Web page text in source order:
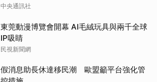
中央通訊社
東莞動漫博覽會開幕 AI毛絨玩具與兩千全球
IP吸睛
民視新聞網
假消息助長休達移民潮 歐盟籲平台強化管